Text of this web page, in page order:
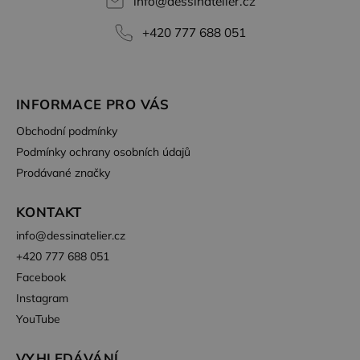
+420 777 688 051
INFORMACE PRO VÁS
Obchodní podmínky
Podmínky ochrany osobních údajů
Prodávané značky
KONTAKT
info@dessinatelier.cz
+420 777 688 051
Facebook
Instagram
YouTube
Nezbytně nutné soubory cookie umožňují základní
funkce webových stránek, jako je přihlášení
Název
.dessinatelier.cz